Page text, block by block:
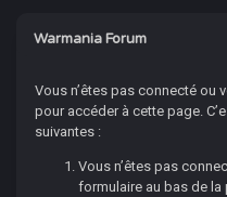
Warmania Forum
Vous n’êtes pas connecté ou
pour accéder à cette page.
suivantes :
Vous n’êtes pas
formulaire au bas de